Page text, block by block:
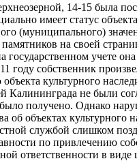
14-15 была
имеет статус
(муниципального)
на своей
государственном учете
году собственник
культурного
Калининграда не были
получено. Однако
об объектах культурного
службой слишком
по привлечению
ответственности в виде